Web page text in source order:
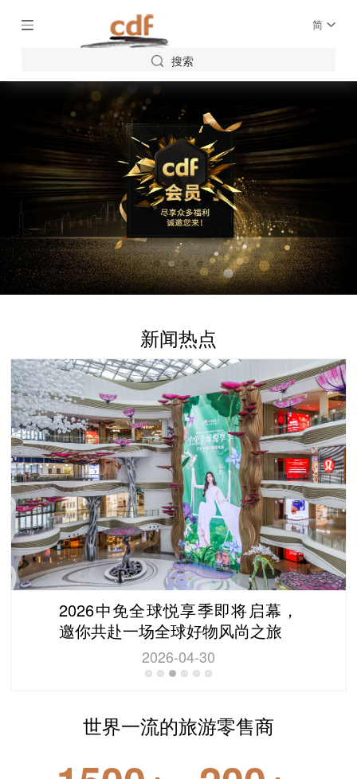
搜索
简
新闻热点
2026中免全球悦享季即将启幕，
邀你共赴一场全球好物风尚之旅
2026-04-30
世界一流的旅游零售商